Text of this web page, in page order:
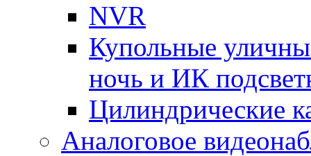
NVR
Купольные
ночь и ИК
Цилиндрические
Аналоговое